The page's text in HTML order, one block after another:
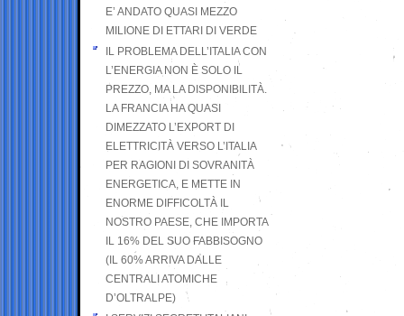
E’ ANDATO QUASI MEZZO
MILIONE DI ETTARI DI VERDE
IL PROBLEMA DELL’ITALIA CON
L’ENERGIA NON È SOLO IL
PREZZO, MA LA DISPONIBILITÀ.
LA FRANCIA HA QUASI
DIMEZZATO L’EXPORT DI
ELETTRICITÀ VERSO L’ITALIA
PER RAGIONI DI SOVRANITÀ
ENERGETICA, E METTE IN
ENORME DIFFICOLTÀ IL
NOSTRO PAESE, CHE IMPORTA
IL 16% DEL SUO FABBISOGNO
(IL 60% ARRIVA DALLE
CENTRALI ATOMICHE
D’OLTRALPE)